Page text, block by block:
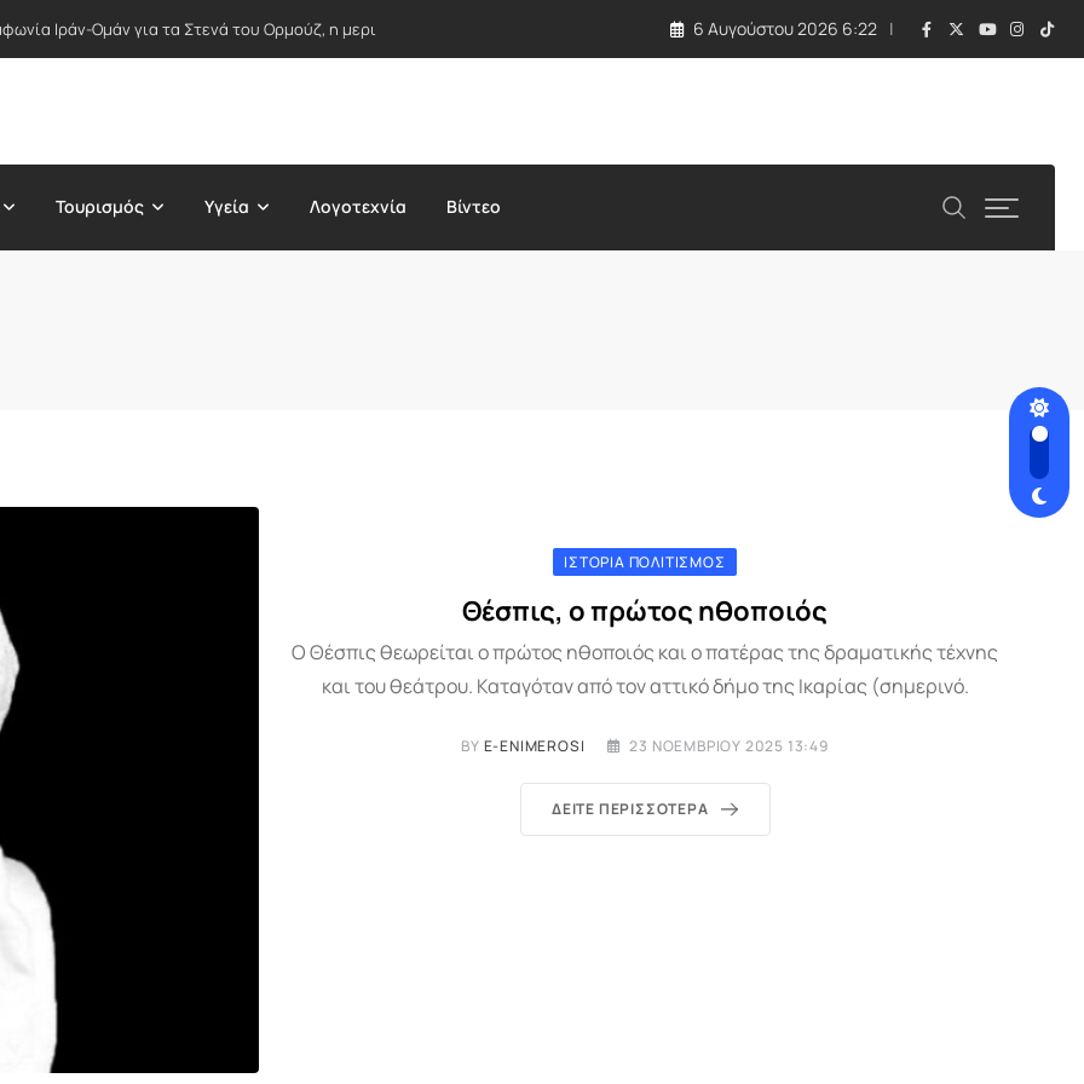
Ιράν-Ομάν για τα Στενά του Ορμούζ, η μερική άρση κυρώσεων από τις ΗΠΑ και η στάση Νετανιάχου
6 Αυγούστου 2026 6:22
Τουρισμός Υγεία Λογοτεχνία Βίντεο
ΙΣΤΟΡΊΑ ΠΟΛΙΤΙΣΜΌΣ
Θέσπις, ο πρώτος ηθοποιός
Ο Θέσπις θεωρείται ο πρώτος ηθοποιός και ο πατέρας της δραματικής τέχνης
και του θεάτρου. Καταγόταν από τον αττικό δήμο της Ικαρίας (σημερινό.
BY E-ENIMEROSI 23 ΝΟΕΜΒΡΊΟΥ 2025 13:49
ΔΕΊΤΕ ΠΕΡΙΣΣΌΤΕΡΑ